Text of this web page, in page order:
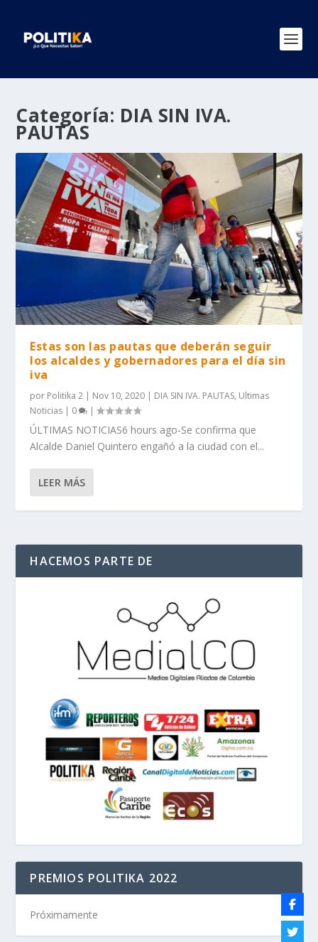
Categoría: DIA SIN IVA.
PAUTAS
Estas son las pautas que deberán seguir
los alcaldes y gobernadores para el día sin
iva
por Politika 2 | Nov 10, 2020 | DIA SIN IVA. PAUTAS, Ultimas
Noticias | 0 |
ÚLTIMAS NOTICIAS6 hours ago-Se confirma que
Alcalde Daniel Quintero engañó a la ciudad con el...
LEER MÁS
HACEMOS PARTE DE
PREMIOS POLITIKA 2022
Próximamente